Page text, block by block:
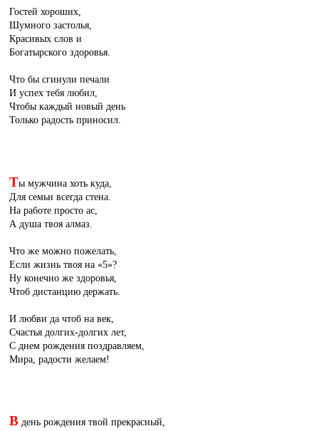
Гостей хороших,
Шумного застолья,
Красивых слов и
Богатырского здоровья.
Что бы сгинули печали
И успех тебя любил,
Чтобы каждый новый день
Только радость приносил.
Ты мужчина хоть куда,
Для семьи всегда стена.
На работе просто ас,
А душа твоя алмаз.
Что же можно пожелать,
Если жизнь твоя на «5»?
Ну конечно же здоровья,
Чтоб дистанцию держать.
И любви да чтоб на век,
Счастья долгих-долгих лет,
С днем рождения поздравляем,
Мира, радости желаем!
Вдень рождения твой прекрасный,